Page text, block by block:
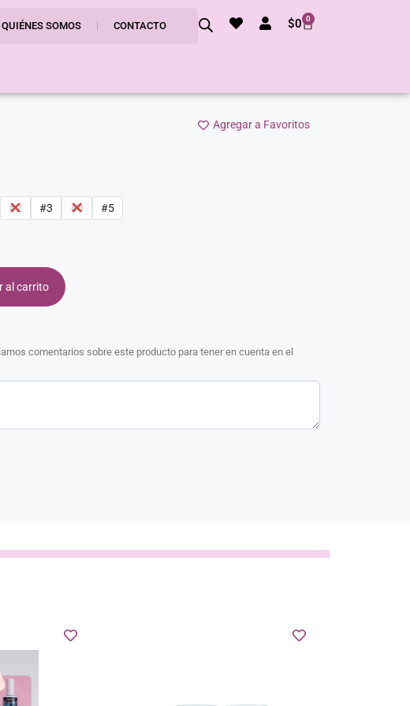
QUIÉNES SOMOS CONTACTO $0 0
Agregar a Favoritos
#2 #3 #4 #5
al carrito
comentarios sobre este producto para tener en cuenta en el